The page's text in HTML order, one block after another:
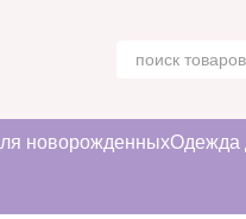
новорожденныхОдежда